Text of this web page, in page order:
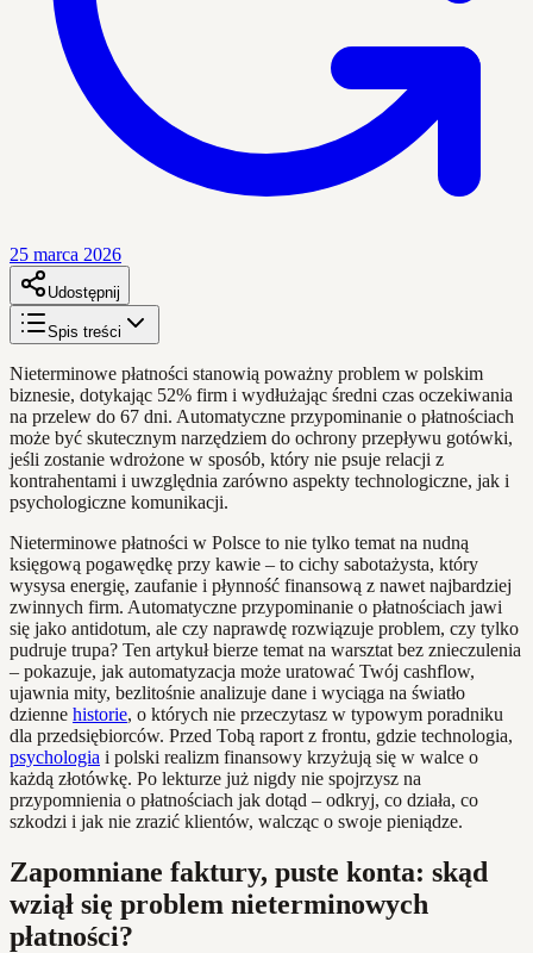
25 marca 2026
Udostępnij
Spis treści
Nieterminowe płatności stanowią poważny problem w polskim
biznesie, dotykając 52% firm i wydłużając średni czas oczekiwania
na przelew do 67 dni. Automatyczne przypominanie o płatnościach
może być skutecznym narzędziem do ochrony przepływu gotówki,
jeśli zostanie wdrożone w sposób, który nie psuje relacji z
kontrahentami i uwzględnia zarówno aspekty technologiczne, jak i
psychologiczne komunikacji.
Nieterminowe płatności w Polsce to nie tylko temat na nudną
księgową pogawędkę przy kawie – to cichy sabotażysta, który
wysysa energię, zaufanie i płynność finansową z nawet najbardziej
zwinnych firm. Automatyczne przypominanie o płatnościach jawi
się jako antidotum, ale czy naprawdę rozwiązuje problem, czy tylko
pudruje trupa? Ten artykuł bierze temat na warsztat bez znieczulenia
– pokazuje, jak automatyzacja może uratować Twój cashflow,
ujawnia mity, bezlitośnie analizuje dane i wyciąga na światło
dzienne historie, o których nie przeczytasz w typowym poradniku
dla przedsiębiorców. Przed Tobą raport z frontu, gdzie technologia,
psychologia i polski realizm finansowy krzyżują się w walce o
każdą złotówkę. Po lekturze już nigdy nie spojrzysz na
przypomnienia o płatnościach jak dotąd – odkryj, co działa, co
szkodzi i jak nie zrazić klientów, walcząc o swoje pieniądze.
Zapomniane faktury, puste konta: skąd
wziął się problem nieterminowych
płatności?